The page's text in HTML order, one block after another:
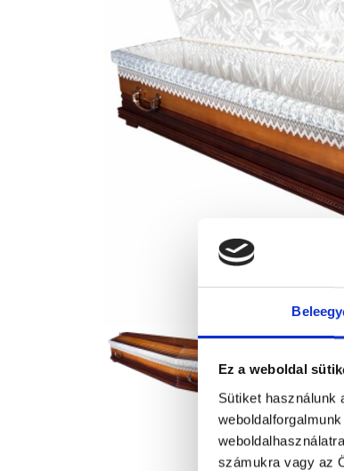
Ez a weboldal
Sütiket használunk
számukra vagy az